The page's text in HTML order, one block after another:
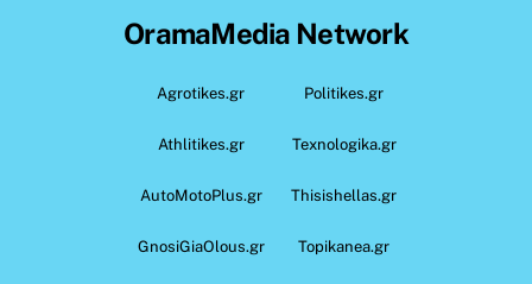
OramaMedia Network
Agrotikes.gr Politikes.gr
Athlitikes.gr Texnologika.gr
AutoMotoPlus.gr Thisishellas.gr
GnosiGiaOlous.gr Topikanea.gr